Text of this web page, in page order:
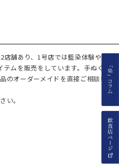
舗あり、1号店では藍染体験やリメ
ムを販売をしています。手ぬぐい
のオーダーメイドを直接ご相談いた
い。